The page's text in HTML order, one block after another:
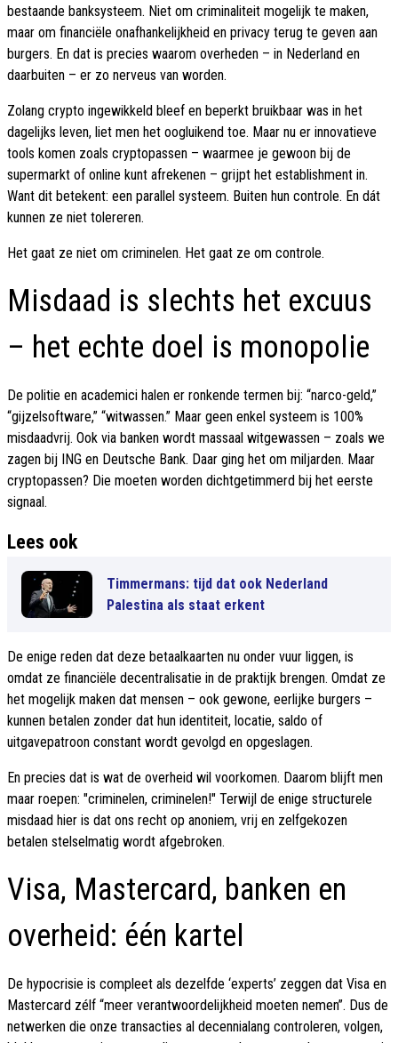
bestaande banksysteem. Niet om criminaliteit mogelijk te maken,
maar om financiële onafhankelijkheid en privacy terug te geven aan
burgers. En dat is precies waarom overheden – in Nederland en
daarbuiten – er zo nerveus van worden.
Zolang crypto ingewikkeld bleef en beperkt bruikbaar was in het
dagelijks leven, liet men het oogluikend toe. Maar nu er innovatieve
tools komen zoals cryptopassen – waarmee je gewoon bij de
supermarkt of online kunt afrekenen – grijpt het establishment in.
Want dit betekent: een parallel systeem. Buiten hun controle. En dát
kunnen ze niet tolereren.
Het gaat ze niet om criminelen. Het gaat ze om controle.
Misdaad is slechts het excuus
– het echte doel is monopolie
De politie en academici halen er ronkende termen bij: “narco-geld,”
“gijzelsoftware,” “witwassen.” Maar geen enkel systeem is 100%
misdaadvrij. Ook via banken wordt massaal witgewassen – zoals we
zagen bij ING en Deutsche Bank. Daar ging het om miljarden. Maar
cryptopassen? Die moeten worden dichtgetimmerd bij het eerste
signaal.
Lees ook
Timmermans: tijd dat ook Nederland
Palestina als staat erkent
De enige reden dat deze betaalkaarten nu onder vuur liggen, is
omdat ze financiële decentralisatie in de praktijk brengen. Omdat ze
het mogelijk maken dat mensen – ook gewone, eerlijke burgers –
kunnen betalen zonder dat hun identiteit, locatie, saldo of
uitgavepatroon constant wordt gevolgd en opgeslagen.
En precies dat is wat de overheid wil voorkomen. Daarom blijft men
maar roepen: "criminelen, criminelen!" Terwijl de enige structurele
misdaad hier is dat ons recht op anoniem, vrij en zelfgekozen
betalen stelselmatig wordt afgebroken.
Visa, Mastercard, banken en
overheid: één kartel
De hypocrisie is compleet als dezelfde ‘experts’ zeggen dat Visa en
Mastercard zélf “meer verantwoordelijkheid moeten nemen”. Dus de
netwerken die onze transacties al decennialang controleren, volgen,